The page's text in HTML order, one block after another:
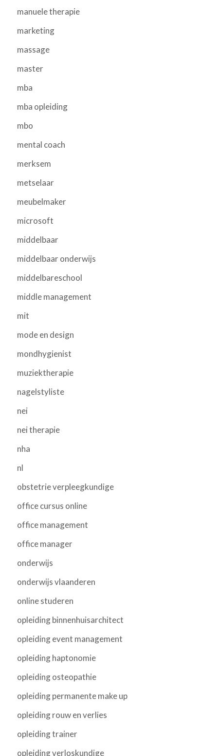
manuele therapie
marketing
massage
master
mba
mba opleiding
mbo
mental coach
merksem
metselaar
meubelmaker
microsoft
middelbaar
middelbaar onderwijs
middelbareschool
middle management
mit
mode en design
mondhygienist
muziektherapie
nagelstyliste
nei
nei therapie
nha
nl
obstetrie verpleegkundige
office cursus online
office management
office manager
onderwijs
onderwijs vlaanderen
online studeren
opleiding binnenhuisarchitect
opleiding event management
opleiding haptonomie
opleiding osteopathie
opleiding permanente make up
opleiding rouw en verlies
opleiding trainer
opleiding verloskundige